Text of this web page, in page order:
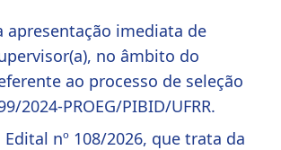
apresentação imediata de
no âmbito do
ao processo de seleção
2024-PROEG/PIBID/UFRR.
nº 108/2026, que trata da